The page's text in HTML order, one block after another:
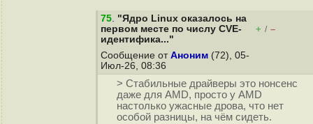
75. "Ядро Linux оказалось на
первом месте по числу CVE-
идентифика..."
+ / –
Сообщение от Аноним (72), 05-
Июл-26, 08:36
> Стабильные драйверы это нонсенс
даже для AMD, просто у AMD
настолько ужасные дрова, что нет
особой разницы, на чём сидеть.